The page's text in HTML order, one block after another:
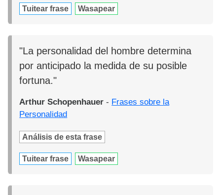
Tuitear frase Wasapear
"La personalidad del hombre determina
por anticipado la medida de su posible
fortuna."
Arthur Schopenhauer - Frases sobre la
Personalidad
Análisis de esta frase
Tuitear frase Wasapear